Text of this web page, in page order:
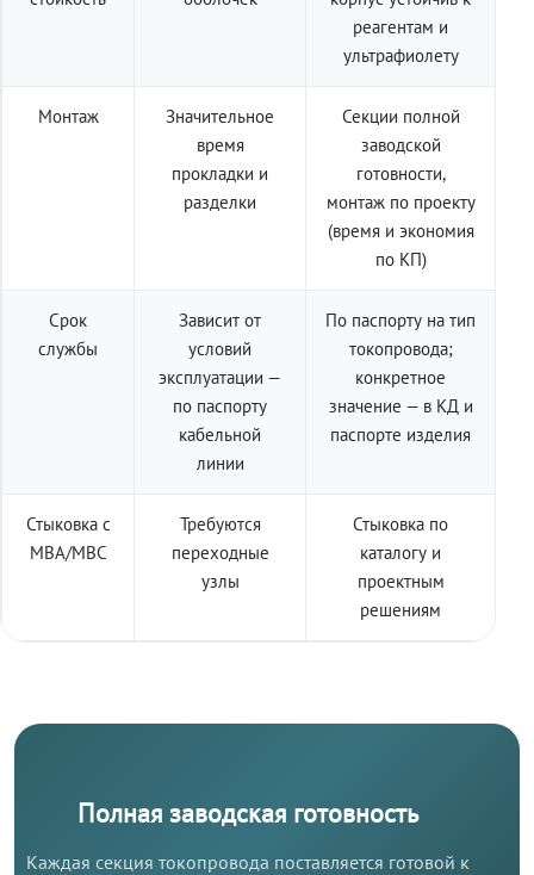
реагентам и
ультрафиолету
Монтаж
Значительное
время
прокладки и
разделки
Секции полной
заводской
готовности,
монтаж по проекту
(время и экономия
по КП)
Срок
службы
Зависит от
условий
эксплуатации —
по паспорту
кабельной
линии
По паспорту на тип
токопровода;
конкретное
значение — в КД и
паспорте изделия
Стыковка с
МВА/МВС
Требуются
переходные
узлы
Стыковка по
каталогу и
проектным
решениям
Полная заводская готовность
Каждая секция токопровода поставляется готовой к